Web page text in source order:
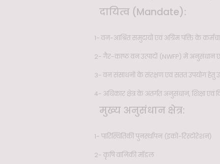
दायित्व (Mandate):
1- वन-आश्रित समुदायों एवं अग्रिम पंक्ति के
2- गैर-काष्ठ वन उत्पादों (NWFP) में अनुसंधान
3- वन संसाधनों के संरक्षण एवं सतत उपयोग हेतु
4- अधिकार क्षेत्र के अंतर्गत अनुसंधान, शिक्षा एवं
मुख्य अनुसंधान क्षेत्र:
1- पारिस्थितिकी पुनर्स्थापन (इको-रिस्टोरेशन)
2- कृषि वानिकी मॉडल